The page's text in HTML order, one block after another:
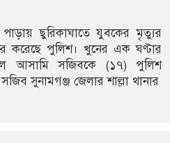
ছুরিকাঘাতে যুবকের মৃত্যুর
করেছে পুলিশ। খুনের এক ঘণ্টার
আসামি সজিবকে (১৭) পুলিশ
সুনামগঞ্জ জেলার শাল্লা থানার